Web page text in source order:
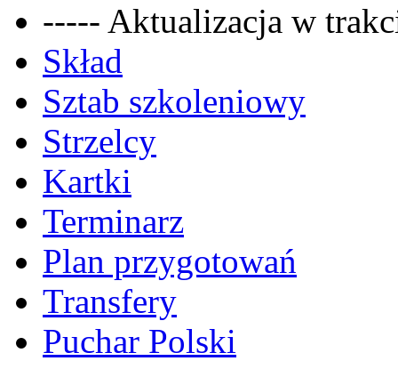
----- Aktualizacja w
Skład
Sztab szkoleniowy
Strzelcy
Kartki
Terminarz
Plan przygotowań
Transfery
Puchar Polski